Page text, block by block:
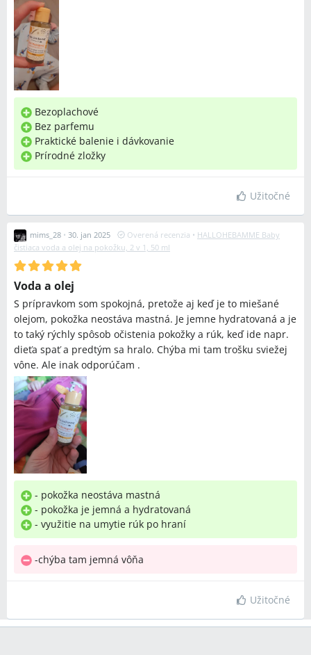
Bezoplachové
Bez parfemu
Praktické balenie i dávkovanie
Prírodné zložky
Užitočné
mims_28 • 30. jan 2025 Overená recenzia • HALLOHEBAMME Baby
čistiaca voda a olej na pokožku, 2 v 1, 50 ml
Voda a olej
S prípravkom som spokojná, pretože aj keď je to miešané
olejom, pokožka neostáva mastná. Je jemne hydratovaná a je
to taký rýchly spôsob očistenia pokožky a rúk, keď ide napr.
dieťa spať a predtým sa hralo. Chýba mi tam trošku sviežej
vône. Ale inak odporúčam .
- pokožka neostáva mastná
- pokožka je jemná a hydratovaná
- využitie na umytie rúk po hraní
-chýba tam jemná vôňa
Užitočné